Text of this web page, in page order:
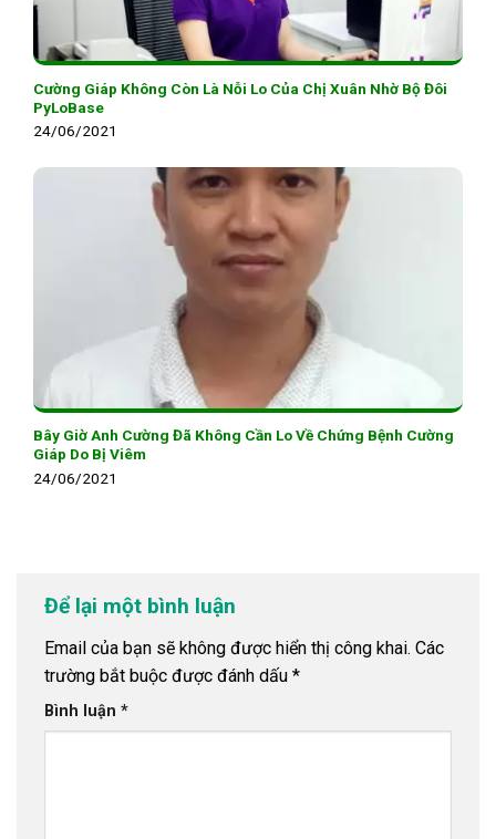
Cường Giáp Không Còn Là Nỗi Lo Của Chị Xuân Nhờ Bộ Đôi
PyLoBase
24/06/2021
Bây Giờ Anh Cường Đã Không Cần Lo Về Chứng Bệnh Cường
Giáp Do Bị Viêm
24/06/2021
Để lại một bình luận
Email của bạn sẽ không được hiển thị công khai. Các
trường bắt buộc được đánh dấu *
Bình luận *